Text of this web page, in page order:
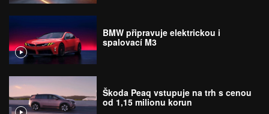
BMW připravuje elektrickou i
spalovací M3
Škoda Peaq vstupuje na trh s cenou
od 1,15 milionu korun